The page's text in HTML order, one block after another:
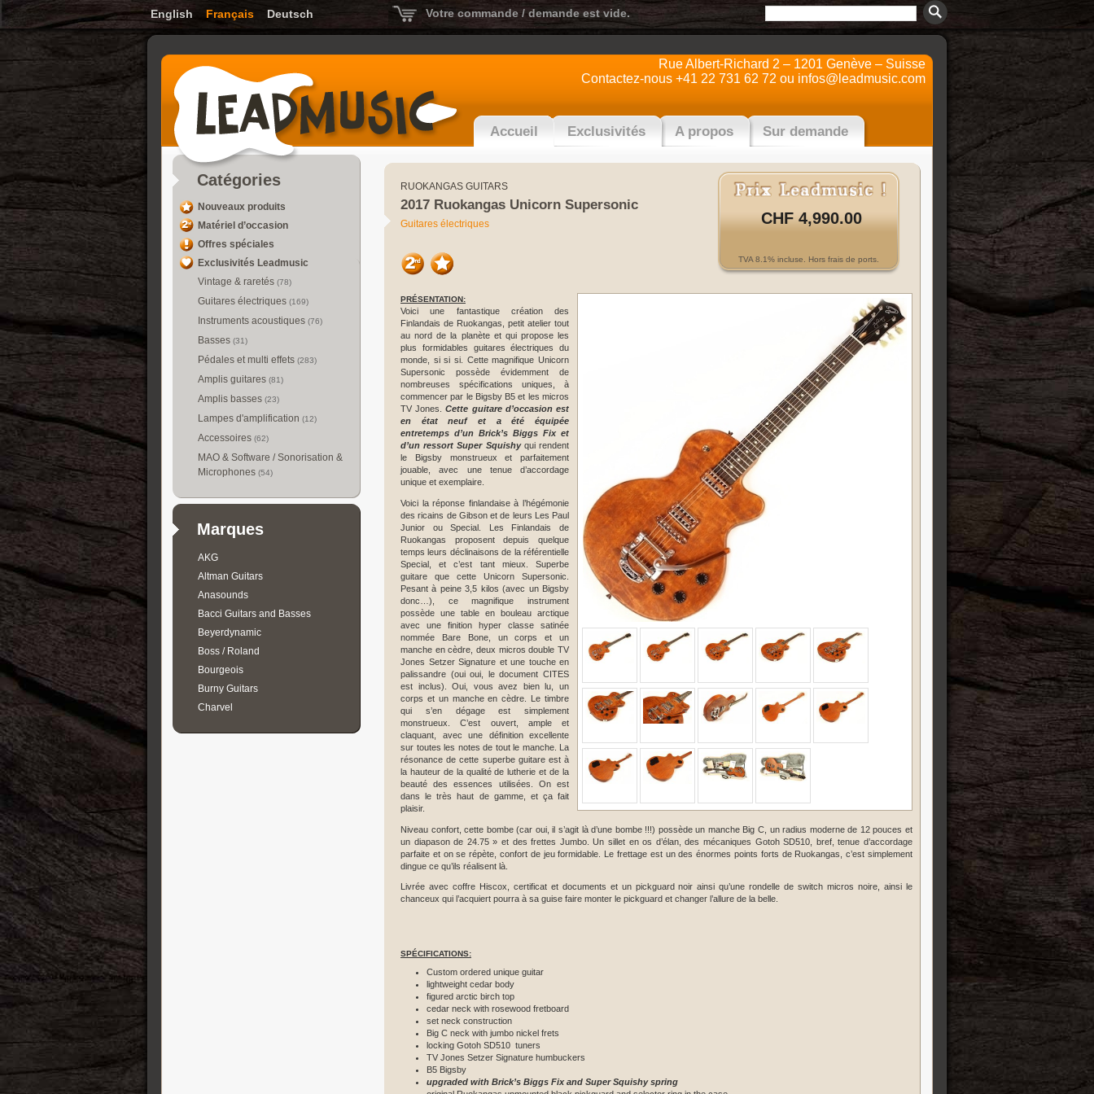
English Français Deutsch Votre commande / demande est vide.
Rue Albert-Richard 2 – 1201 Genève – Suisse
Contactez-nous +41 22 731 62 72 ou infos@leadmusic.com
Accueil Exclusivités A propos Sur demande
Catégories
Nouveaux produits
Matériel d’occasion
Offres spéciales
Exclusivités Leadmusic
Vintage & raretés (78)
Guitares électriques (169)
Instruments acoustiques (76)
Basses (31)
Pédales et multi effets (283)
Amplis guitares (81)
Amplis basses (23)
Lampes d'amplification (12)
Accessoires (62)
MAO & Software / Sonorisation &
Microphones (54)
Marques
AKG
Altman Guitars
Anasounds
Bacci Guitars and Basses
Beyerdynamic
Boss / Roland
Bourgeois
Burny Guitars
Charvel
RUOKANGAS GUITARS
2017 Ruokangas Unicorn Supersonic
Guitares électriques CHF 4,990.00
TVA 8.1% incluse. Hors frais de ports.
PRÉSENTATION:
Voici une fantastique création des
Finlandais de Ruokangas, petit atelier tout
au nord de la planète et qui propose les
plus formidables guitares électriques du
monde, si si si. Cette magnifique Unicorn
Supersonic possède évidemment de
nombreuses spécifications uniques, à
commencer par le Bigsby B5 et les micros
TV Jones.Cette guitare d’occasion est
en état neuf et a été équipée
entretemps d’un Brick’s Biggs Fix et
d’un ressort Super Squishy qui rendent
le Bigsby monstrueux et parfaitement
jouable, avec une tenue d’accordage
unique et exemplaire.
Voici la réponse finlandaise à l’hégémonie
des ricains de Gibson et de leurs Les Paul
Junior ou Special. Les Finlandais de
Ruokangas proposent depuis quelque
temps leurs déclinaisons de la référentielle
Special, et c’est tant mieux. Superbe
guitare que cette Unicorn Supersonic.
Pesant à peine 3,5 kilos (avec un Bigsby
donc…), ce magnifique instrument
possède une table en bouleau arctique
avec une finition hyper classe satinée
nommée Bare Bone, un corps et un
manche en cèdre, deux micros double TV
Jones Setzer Signature et une touche en
palissandre (oui oui, le document CITES
est inclus). Oui, vous avez bien lu, un
corps et un manche en cèdre. Le timbre
qui s’en dégage est simplement
monstrueux. C’est ouvert, ample et
claquant, avec une définition excellente
sur toutes les notes de tout le manche. La
résonance de cette superbe guitare est à
la hauteur de la qualité de lutherie et de la
beauté des essences utilisées. On est
dans le très haut de gamme, et ça fait
plaisir.
Niveau confort, cette bombe (car oui, il s’agit là d’une bombe !!!) possède un manche Big C, un radius moderne de 12 pouces et
un diapason de 24.75 » et des frettes Jumbo. Un sillet en os d’élan, des mécaniques Gotoh SD510, bref, tenue d’accordage
parfaite et on se répète, confort de jeu formidable. Le frettage est un des énormes points forts de Ruokangas, c’est simplement
dingue ce qu’ils réalisent là.
Livrée avec coffre Hiscox, certificat et documents et un pickguard noir ainsi qu’une rondelle de switch micros noire, ainsi le
chanceux qui l’acquiert pourra à sa guise faire monter le pickguard et changer l’allure de la belle.
SPÉCIFICATIONS:
Custom ordered unique guitar
lightweight cedar body
figured arctic birch top
cedar neck with rosewood fretboard
set neck construction
Big C neck with jumbo nickel frets
locking Gotoh SD510 tuners
TV Jones Setzer Signature humbuckers
B5 Bigsby
upgraded with Brick’s Biggs Fix and Super Squishy spring